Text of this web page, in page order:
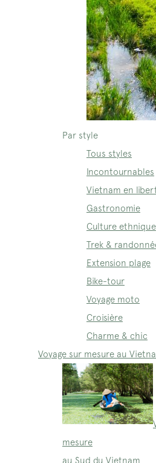
Par style
Tous styles
Incontournables
Vietnam en
Gastronomie
Culture ethnique
Trek &
Extension plage
Bike-tour
Voyage moto
Croisière
Charme & chic
Voyage sur mesure au
mesure
au Sud du Vietnam